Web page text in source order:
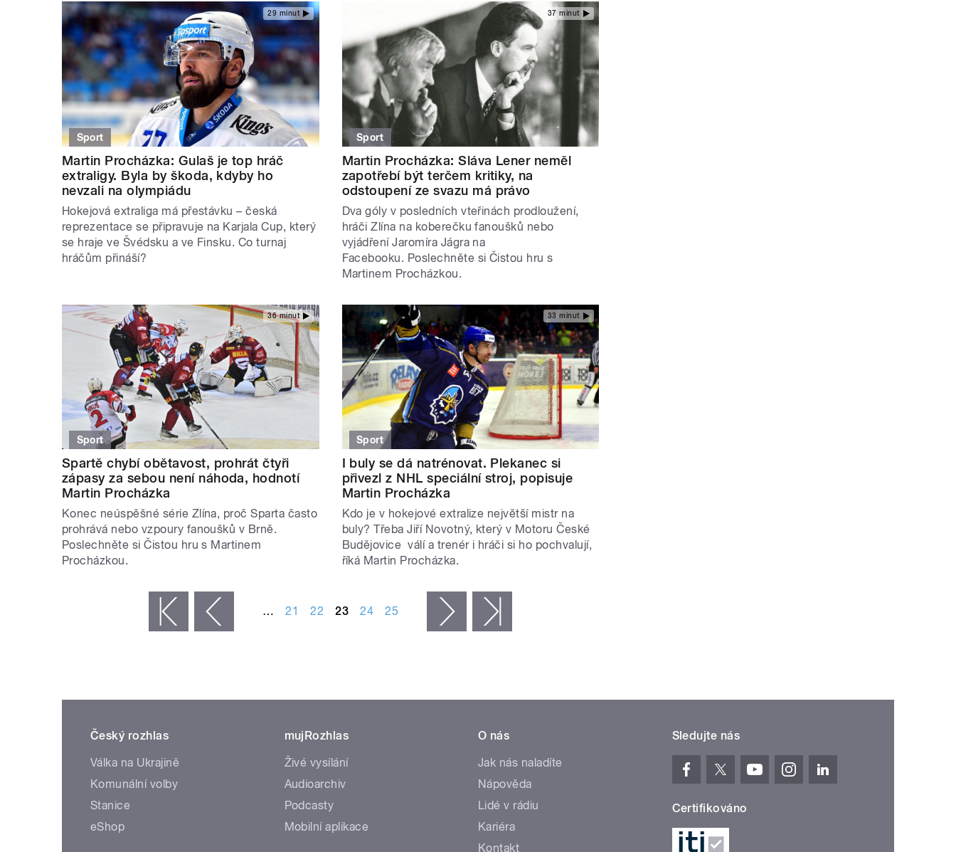
29 minut
Sport
Martin Procházka: Gulaš je top hráč
extraligy. Byla by škoda, kdyby ho
nevzali na olympiádu
Hokejová extraliga má přestávku – česká
reprezentace se připravuje na Karjala Cup, který
se hraje ve Švédsku a ve Finsku. Co turnaj
hráčům přináší?
37 minut
Sport
Martin Procházka: Sláva Lener neměl
zapotřebí být terčem kritiky, na
odstoupení ze svazu má právo
Dva góly v posledních vteřinách prodloužení,
hráči Zlína na koberečku fanoušků nebo
vyjádření Jaromíra Jágra na
Facebooku. Poslechněte si Čistou hru s
Martinem Procházkou.
36 minut
Sport
Spartě chybí obětavost, prohrát čtyři
zápasy za sebou není náhoda, hodnotí
Martin Procházka
Konec neúspěšné série Zlína, proč Sparta často
prohrává nebo vzpoury fanoušků v Brně.
Poslechněte si Čistou hru s Martinem
Procházkou.
33 minut
Sport
I buly se dá natrénovat. Plekanec si
přivezl z NHL speciální stroj, popisuje
Martin Procházka
Kdo je v hokejové extralize největší mistr na
buly? Třeba Jiří Novotný, který v Motoru České
Budějovice válí a trenér i hráči si ho pochvalují,
říká Martin Procházka.
‹ předchozí … 21 22 23 24 25 následující ›
Český rozhlas
Válka na Ukrajině
Komunální volby
Stanice
eShop
mujRozhlas
Živé vysílání
Audioarchiv
Podcasty
Mobilní aplikace
O nás
Jak nás naladíte
Nápověda
Lidé v rádiu
Kariéra
Kontakt
Sledujte nás
Certifikováno